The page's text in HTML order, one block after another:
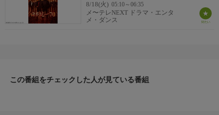
8/18(火) 05:10～06:35
メ〜テレNEXT ドラマ・エンタ
メ・ダンス
この番組をチェックした人が見ている番組